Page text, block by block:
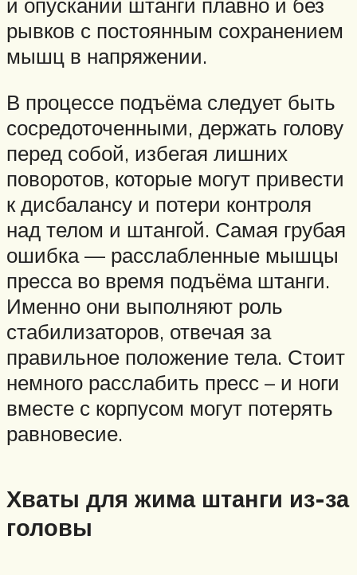
рывков с постоянным сохранением
мышц в напряжении.
В процессе подъёма следует быть
сосредоточенными, держать голову
перед собой, избегая лишних
поворотов, которые могут привести
к дисбалансу и потери контроля
над телом и штангой. Самая грубая
ошибка — расслабленные мышцы
пресса во время подъёма штанги.
Именно они выполняют роль
стабилизаторов, отвечая за
правильное положение тела. Стоит
немного расслабить пресс – и ноги
вместе с корпусом могут потерять
равновесие.
Хваты для жима штанги из-за
головы